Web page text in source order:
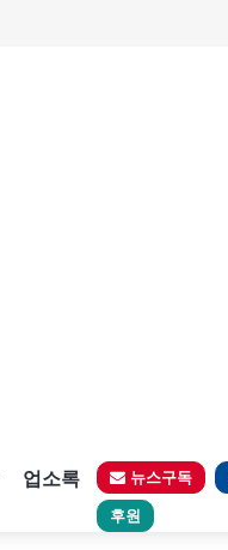
업소록 뉴스구독
후원